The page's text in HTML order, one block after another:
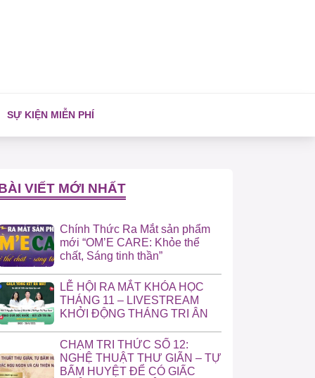
SỰ KIỆN MIỄN PHÍ
VIẾT MỚI NHẤT
Chính Thức Ra Mắt sản phẩm
mới “OM’E CARE: Khỏe thể
chất, Sáng tinh thần”
LỄ HỘI RA MẮT KHÓA HỌC
THÁNG 11 – LIVESTREAM
KHỞI ĐỘNG THÁNG TRI ÂN
CHẠM TRI THỨC SỐ 12:
NGHỆ THUẬT THƯ GIÃN – TỰ
BẤM HUYỆT ĐỂ CÓ GIẤC